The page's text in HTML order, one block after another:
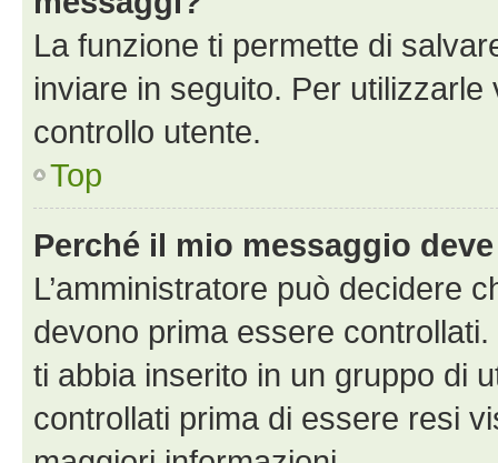
La funzione ti permette di
inviare in seguito. Per utilizzarle
controllo utente.
Top
Perché il mio messaggio
L’amministratore può decidere
devono prima essere
ti abbia inserito in un gruppo di
controllati prima di essere resi